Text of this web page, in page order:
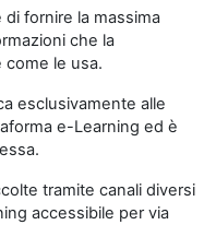
fornire la massima
che la
come le usa.
esclusivamente alle
e-Learning ed è
tramite canali diversi
accessibile per via